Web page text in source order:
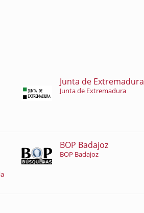
Junta de Extremadura
Junta de Extremadura
BOP Badajoz
BOP Badajoz